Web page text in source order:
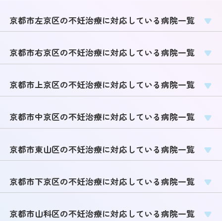
京都市左京区の不妊治療に対応している病院一覧
京都市右京区の不妊治療に対応している病院一覧
京都市上京区の不妊治療に対応している病院一覧
京都市中京区の不妊治療に対応している病院一覧
京都市東山区の不妊治療に対応している病院一覧
京都市下京区の不妊治療に対応している病院一覧
京都市山科区の不妊治療に対応している病院一覧